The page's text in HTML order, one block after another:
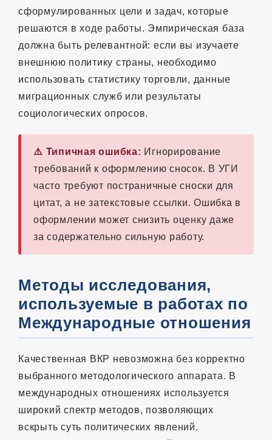
сформулированных цели и задач, которые
решаются в ходе работы. Эмпирическая база
должна быть релевантной: если вы изучаете
внешнюю политику страны, необходимо
использовать статистику торговли, данные
миграционных служб или результаты
социологических опросов.
⚠️ Типичная ошибка: Игнорирование
требований к оформлению сносок. В УГИ
часто требуют постраничные сноски для
цитат, а не затекстовые ссылки. Ошибка в
оформлении может снизить оценку даже
за содержательно сильную работу.
Методы исследования,
используемые в работах по
Международные отношения
Качественная ВКР невозможна без корректно
выбранного методологического аппарата. В
международных отношениях используется
широкий спектр методов, позволяющих
вскрыть суть политических явлений.